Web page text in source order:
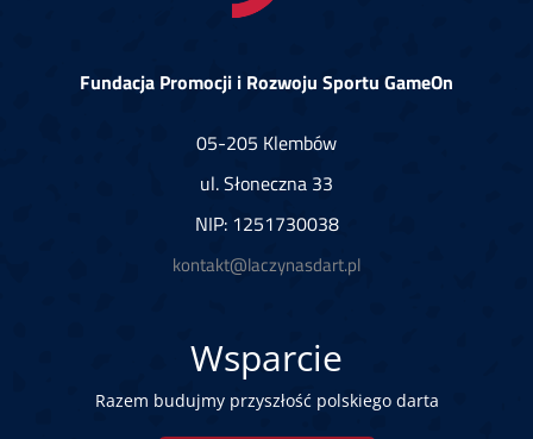
Fundacja Promocji i Rozwoju Sportu GameOn
05-205 Klembów
ul. Słoneczna 33
NIP: 1251730038
kontakt@laczynasdart.pl
Wsparcie
Razem budujmy przyszłość polskiego darta